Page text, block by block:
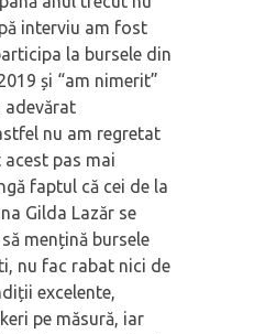
interviu am fost
la bursele din
și “am nimerit”
adevărat
nu am regretat
acest pas mai
faptul că cei de la
Gilda Lazăr se
mențină bursele
nu fac rabat nici de
excelente,
pe măsură, iar